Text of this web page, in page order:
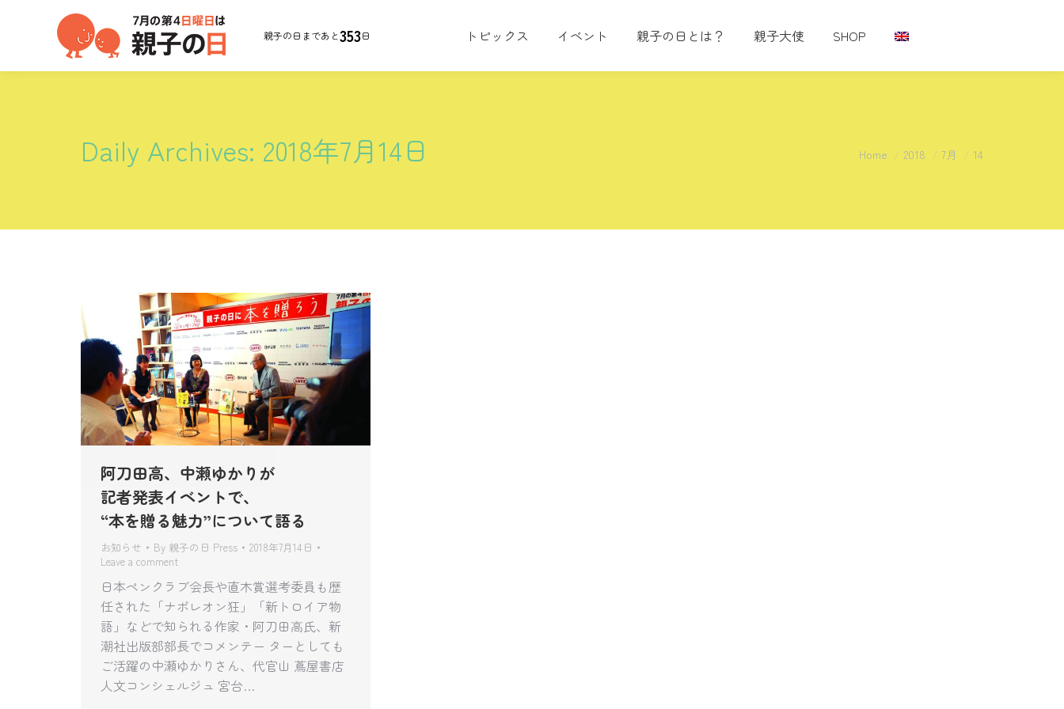
親子の日まであと353日 トピックス イベント 親子の日とは？ 親子大使 SHOP
Daily Archives: 2018年7月14日 You are here:
Home 2018 7月 14
阿刀田高、中瀬ゆかりが
記者発表イベントで、
“本を贈る魅力”について語る
お知らせ By 親子の日 Press
2018年7月14日
Leave a comment
日本ペンクラブ会長や直木賞選考委員も歴
任された「ナポレオン狂」「新トロイア物
語」などで知られる作家・阿刀田高氏、新
潮社出版部部長でコメンテー ターとしても
ご活躍の中瀬ゆかりさん、代官山 蔦屋書店
人文コンシェルジュ 宮台…